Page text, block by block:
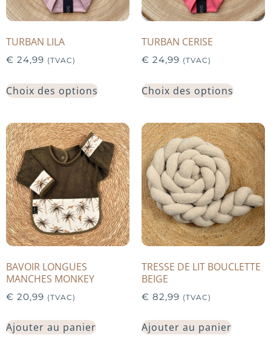
TURBAN LILA
€ 24,99 (TVAC)
Choix des options
TURBAN CERISE
€ 24,99 (TVAC)
Choix des options
BAVOIR LONGUES
MANCHES MONKEY
€ 20,99 (TVAC)
Ajouter au panier
TRESSE DE LIT BOUCLETTE
BEIGE
€ 82,99 (TVAC)
Ajouter au panier